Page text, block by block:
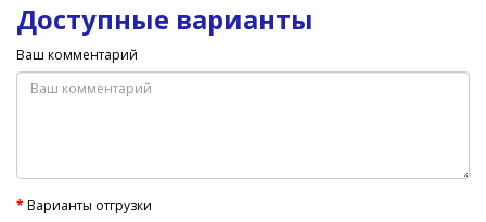
Доступные варианты
Ваш комментарий
Варианты отгрузки